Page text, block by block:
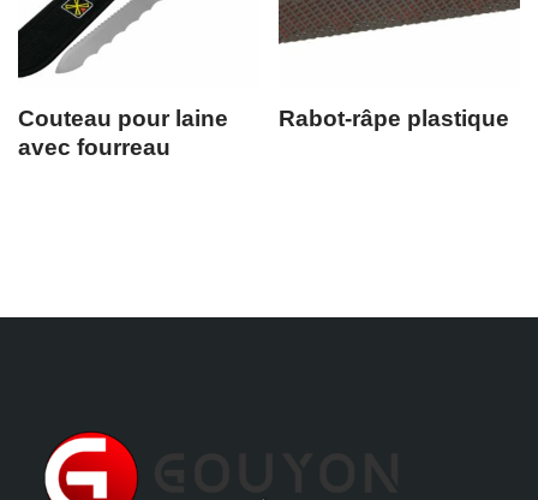
Couteau pour laine
avec fourreau
Rabot-râpe plastique